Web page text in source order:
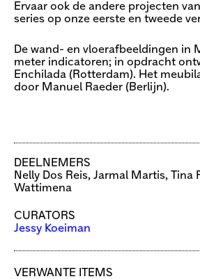
Ervaar ook de andere projecten van
series op onze eerste en tweede
De wand- en vloerafbeeldingen in
meter indicatoren; in opdracht
Enchilada (Rotterdam). Het
door Manuel Raeder (Berlijn).
DEELNEMERS
Nelly Dos Reis, Jarmal Martis, Tina
Wattimena
CURATORS
Jessy Koeiman
VERWANTE ITEMS